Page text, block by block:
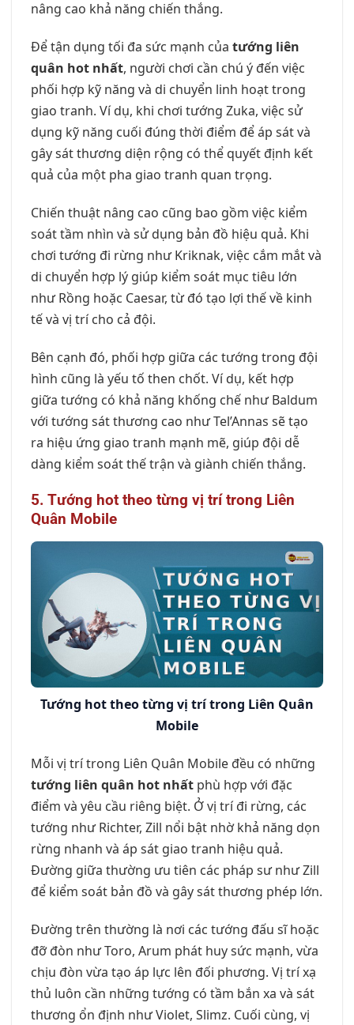
nâng cao khả năng chiến thắng.
Để tận dụng tối đa sức mạnh của tướng liên
quân hot nhất, người chơi cần chú ý đến việc
phối hợp kỹ năng và di chuyển linh hoạt trong
giao tranh. Ví dụ, khi chơi tướng Zuka, việc sử
dụng kỹ năng cuối đúng thời điểm để áp sát và
gây sát thương diện rộng có thể quyết định kết
quả của một pha giao tranh quan trọng.
Chiến thuật nâng cao cũng bao gồm việc kiểm
soát tầm nhìn và sử dụng bản đồ hiệu quả. Khi
chơi tướng đi rừng như Kriknak, việc cắm mắt và
di chuyển hợp lý giúp kiểm soát mục tiêu lớn
như Rồng hoặc Caesar, từ đó tạo lợi thế về kinh
tế và vị trí cho cả đội.
Bên cạnh đó, phối hợp giữa các tướng trong đội
hình cũng là yếu tố then chốt. Ví dụ, kết hợp
giữa tướng có khả năng khống chế như Baldum
với tướng sát thương cao như Tel’Annas sẽ tạo
ra hiệu ứng giao tranh mạnh mẽ, giúp đội dễ
dàng kiểm soát thế trận và giành chiến thắng.
5. Tướng hot theo từng vị trí trong Liên
Quân Mobile
Tướng hot theo từng vị trí trong Liên Quân
Mobile
Mỗi vị trí trong Liên Quân Mobile đều có những
tướng liên quân hot nhất phù hợp với đặc
điểm và yêu cầu riêng biệt. Ở vị trí đi rừng, các
tướng như Richter, Zill nổi bật nhờ khả năng dọn
rừng nhanh và áp sát giao tranh hiệu quả.
Đường giữa thường ưu tiên các pháp sư như Zill
để kiểm soát bản đồ và gây sát thương phép lớn.
Đường trên thường là nơi các tướng đấu sĩ hoặc
đỡ đòn như Toro, Arum phát huy sức mạnh, vừa
chịu đòn vừa tạo áp lực lên đối phương. Vị trí xạ
thủ luôn cần những tướng có tầm bắn xa và sát
thương ổn định như Violet, Slimz. Cuối cùng, vị